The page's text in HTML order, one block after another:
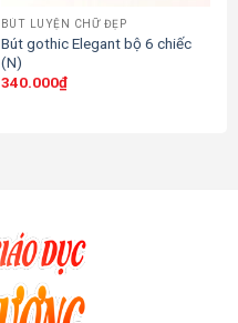
BÚT LUYỆN CHỮ ĐẸP
Bút gothic Elegant bộ 6 chiếc
(N)
340.000₫